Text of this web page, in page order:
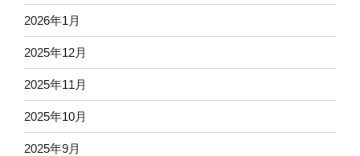
2026年1月
2025年12月
2025年11月
2025年10月
2025年9月